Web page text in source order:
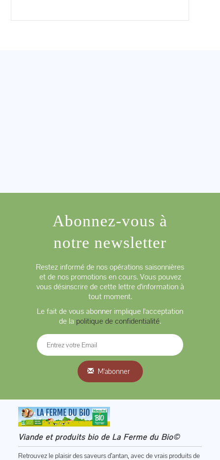
Abonnez-vous à
notre newsletter
Restez informé de nos opérations saisonnières
et de nos promotions en cours. Vous pouvez
vous désinscrire de cette lettre d'information à
tout moment.
Le fait de vous abonner implique l'acceptation
de la politique de confidentialité.
M'abonner
Viande et produits bio de La Ferme du Bio©
Retrouvez le plaisir des saveurs d’antan, avec de vrais produits de